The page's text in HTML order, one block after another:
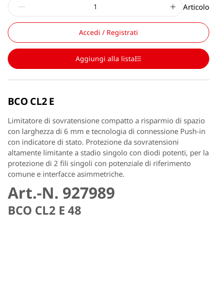
Articolo
Accedi / Registrati
Aggiungi alla lista
BCO CL2 E
Limitatore di sovratensione compatto a risparmio di spazio
con larghezza di 6 mm e tecnologia di connessione Push-in
con indicatore di stato. Protezione da sovratensioni
altamente limitante a stadio singolo con diodi potenti, per la
protezione di 2 fili singoli con potenziale di riferimento
comune e interfacce asimmetriche.
Art.-N. 927989
BCO CL2 E 48